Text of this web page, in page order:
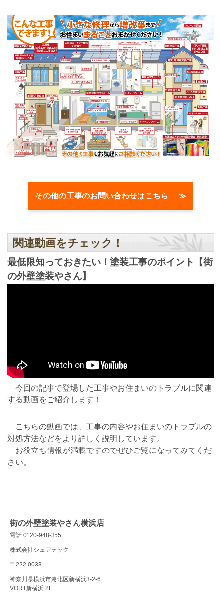
その他の工事のお問い合わせはこちら ≫
関連動画をチェック！
最低限知っておきたい！塗装工事のポイント【街
の外壁塗装やさん】
今回の記事で登場した工事やお住まいのトラブルに関連
する動画をご紹介します！
こちらの動画では、工事の内容やお住まいのトラブルの
対処方法などをより詳しく説明しています。
お役立ち情報が満載ですのでぜひご覧になってみてくだ
さい。
街の外壁塗装やさん横浜店
電話 0120-948-355
株式会社シェアテック
〒222-0033
神奈川県横浜市港北区新横浜3-2-6
VORT新横浜 2F